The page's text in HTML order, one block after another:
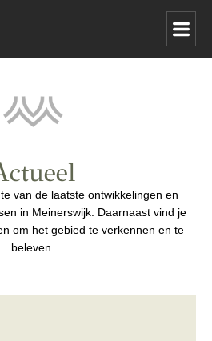
van de laatste ontwikkelingen en
in Meinerswijk. Daarnaast vind je
om het gebied te verkennen en te
beleven.